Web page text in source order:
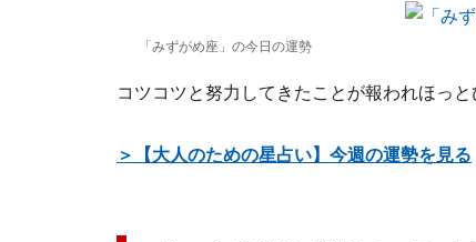
「みずがめ座」の今日の運勢
コツコツと努力してきたことが報われほっと
＞【大人のための星占い】今週の運勢を見る